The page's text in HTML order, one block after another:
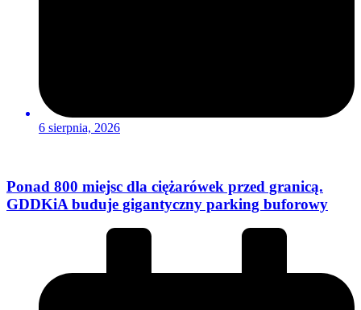
6 sierpnia, 2026
Ponad 800 miejsc dla ciężarówek przed granicą.
GDDKiA buduje gigantyczny parking buforowy